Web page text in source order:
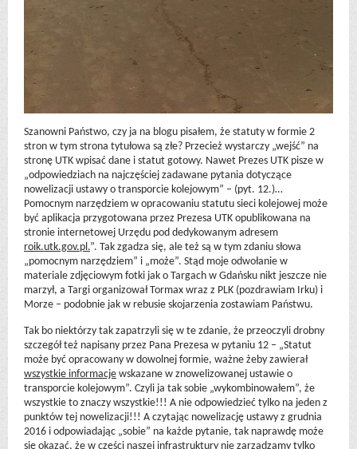
Szanowni Państwo, czy ja na blogu pisałem, że statuty w formie 2
stron w tym strona tytułowa są złe? Przecież wystarczy „wejść” na
stronę UTK wpisać dane i statut gotowy. Nawet Prezes UTK pisze w
„odpowiedziach na najczęściej zadawane pytania dotyczące
nowelizacji ustawy o transporcie kolejowym” – (pyt. 12.)…
Pomocnym narzędziem w opracowaniu statutu sieci kolejowej może
być aplikacja przygotowana przez Prezesa UTK opublikowana na
stronie internetowej Urzędu pod dedykowanym adresem
roik.utk.gov.pl.”. Tak zgadza się, ale też są w tym zdaniu słowa
„pomocnym narzędziem” i „może”. Stąd moje odwołanie w
materiale zdjęciowym fotki jak o Targach w Gdańsku nikt jeszcze nie
marzył, a Targi organizował Tormax wraz z PLK (pozdrawiam Irku) i
Morze – podobnie jak w rebusie skojarzenia zostawiam Państwu.
Tak bo niektórzy tak zapatrzyli się w te zdanie, że przeoczyli drobny
szczegół też napisany przez Pana Prezesa w pytaniu 12 – „Statut
może być opracowany w dowolnej formie, ważne żeby zawierał
wszystkie informacje wskazane w znowelizowanej ustawie o
transporcie kolejowym”. Czyli ja tak sobie „wykombinowałem”, że
wszystkie to znaczy wszystkie!!! A nie odpowiedzieć tylko na jeden z
punktów tej nowelizacji!!! A czytając nowelizację ustawy z grudnia
2016 i odpowiadając „sobie” na każde pytanie, tak naprawdę może
się okazać, że w części naszej infrastruktury nie zarządzamy tylko